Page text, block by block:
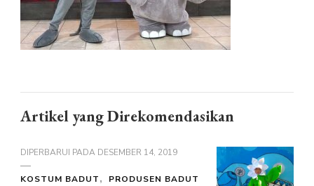
Artikel yang Direkomendasikan
DIPERBARUI PADA DESEMBER 14, 2019
KOSTUM BADUT PRODUSEN BADUT